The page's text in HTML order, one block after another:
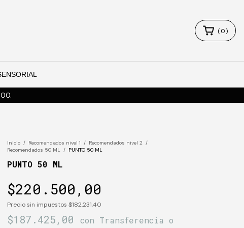
(0)
Inicio / Recomendados nivel 1 / Recomendados nivel 2 /
Recomendados 50 ML / PUNTO 50 ML
PUNTO 50 ML
$220.500,00
Precio sin impuestos $182.231,40
$187.425,00 con Transferencia o